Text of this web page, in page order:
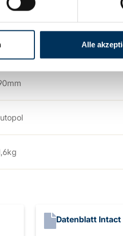
Alle
246mm
Datenblatt